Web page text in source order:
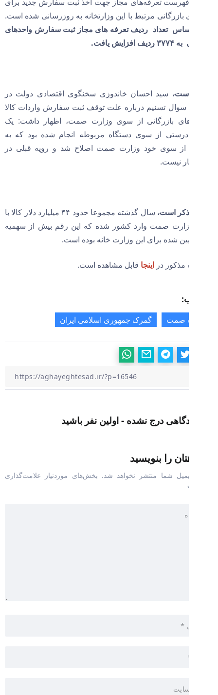
بازرگانی مرتبط با این وزارتخانه به روزرسانی شده است.
تعداد ردیف تعرفه های مجاز ثبت سفارش واحدهای
سید احسان خاندوزی سخنگوی اقتصادی دولت در
سوال تسنیم درباره علت توقف ثبت سفارش واردات کالا
بازرگانی از سوی وزارت صمت، اظهار داشت: یک
از سوی دستگاه مربوطه انجام شده بود که به
سوی خود وزارت صمت اصلاح شد و رویه قبلی در
ذکر است،
سال گذشته مجموعا حدود ۴۴ میلیارد دلار کالا با
صمت وارد کشور شده که این رقم بیش از سهمیه
شده برای این وزارت خانه بوده است.
دراینجا قابل مشاهده است.
گمرک جمهوری اسلامی ایران
درج نشده - اولین نفر باشید
را بنویسید
شما منتشر نخواهد شد. بخش‌های موردنیاز علامت‌گذاری